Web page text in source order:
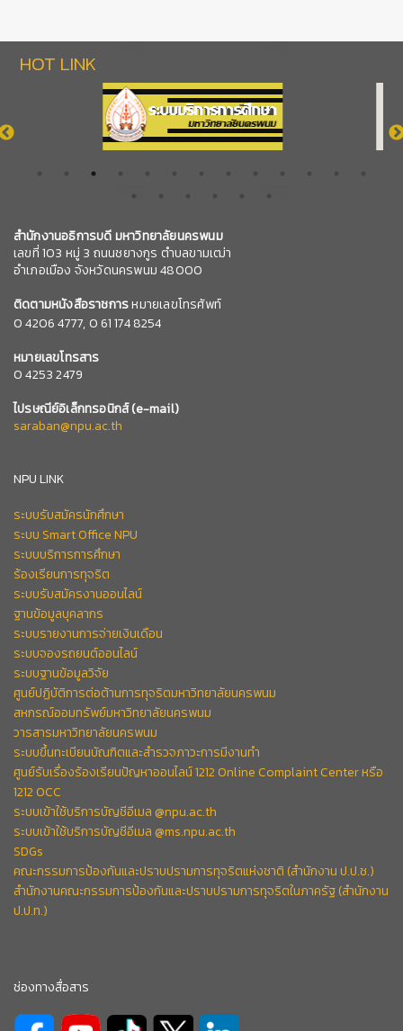
HOT LINK
สำนักงานอธิการบดี มหาวิทยาลัยนครพนม
เลขที่ 103 หมู่ 3 ถนนชยางกูร ตำบลขามเฒ่า
อำเภอเมือง จังหวัดนครพนม 48000
ติดตามหนังสือราชการหมายเลขโทรศัพท์
04206 4777, 0 61 174 8254
หมายเลขโทรสาร
0 4253 2479
ไปรษณีย์อิเล็กทรอนิกส์(e-mail)
saraban@npu.ac.th
NPU LINK
ระบบรับสมัครนักศึกษา
ระบบ Smart Office NPU
ระบบบริการการศึกษา
ร้องเรียนการทุจริต
ระบบรับสมัครงานออนไลน์
ฐานข้อมูลบุคลากร
ระบบรายงานการจ่ายเงินเดือน
ระบบจองรถยนต์ออนไลน์
ระบบฐานข้อมูลวิจัย
ศูนย์ปฏิบัติการต่อต้านการทุจริตมหาวิทยาลัยนครพนม
สหกรณ์ออมทรัพย์มหาวิทยาลัยนครพนม
วารสารมหาวิทยาลัยนครพนม
ระบบขึ้นทะเบียนบัณฑิตและสำรวจภาวะการมีงานทำ
ศูนย์รับเรื่องร้องเรียนปัญหาออนไลน์ 1212 Online Complaint Center หรือ
1212 OCC
ระบบเข้าใช้บริการบัญชีอีเมล @npu.ac.th
ระบบเข้าใช้บริการบัญชีอีเมล @ms.npu.ac.th
SDGs
คณะกรรมการป้องกันและปราบปรามการทุจริตแห่งชาติ (สำนักงาน ป.ป.ช.)
สำนักงานคณะกรรมการป้องกันและปราบปรามการทุจริตในภาครัฐ (สำนักงาน
ป.ป.ท.)
ช่องทางสื่อสาร